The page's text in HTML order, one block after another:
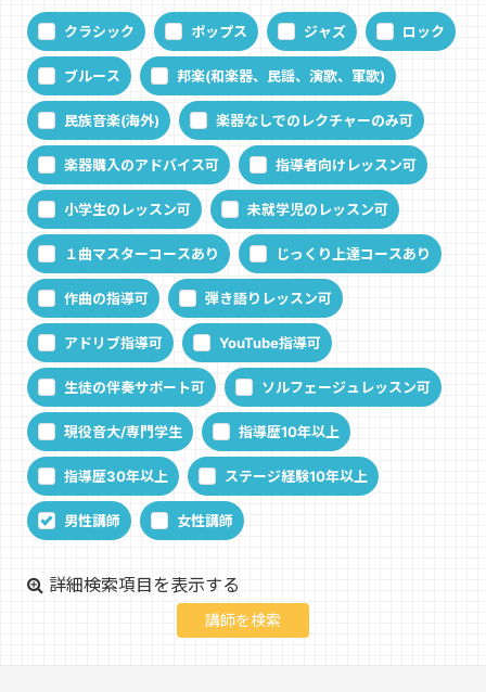
クラシック ポップス ジャズ ロック
ブルース 邦楽(和楽器、民謡、演歌、軍歌)
民族音楽(海外) 楽器なしでのレクチャーのみ可
楽器購入のアドバイス可 指導者向けレッスン可
小学生のレッスン可 未就学児のレッスン可
１曲マスターコースあり じっくり上達コースあり
作曲の指導可 弾き語りレッスン可
アドリブ指導可 YouTube指導可
生徒の伴奏サポート可 ソルフェージュレッスン可
現役音大/専門学生 指導歴10年以上
指導歴30年以上 ステージ経験10年以上
男性講師 女性講師
詳細検索項目を表示する